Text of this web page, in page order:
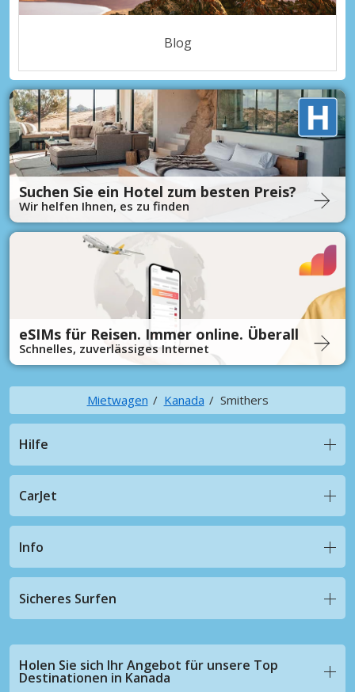
Blog
Suchen Sie ein Hotel zum besten Preis?
Wir helfen Ihnen, es zu finden
eSIMs für Reisen. Immer online. Überall
Schnelles, zuverlässiges Internet
Mietwagen Kanada Smithers
Hilfe
CarJet
Info
Sicheres Surfen
Holen Sie sich Ihr Angebot für unsere Top
Destinationen in Kanada